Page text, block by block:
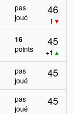
pas
joué
46
−1 ▼
16
points
45
+1 ▲
pas
joué
45
pas
joué
45